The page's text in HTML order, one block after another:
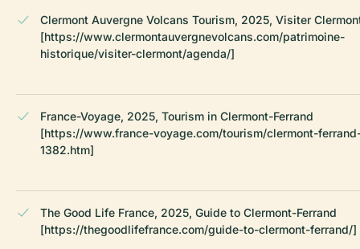
Clermont Auvergne Volcans Tourism, 2025, Visiter
[https://www.clermontauvergnevolcans.com/patrimoine-
historique/visiter-clermont/agenda/]
France-Voyage, 2025, Tourism in Clermont-Ferrand
[https://www.france-voyage.com/tourism/clermont-
1382.htm]
The Good Life France, 2025, Guide to Clermont-Ferrand
[https://thegoodlifefrance.com/guide-to-clermont-ferrand/]